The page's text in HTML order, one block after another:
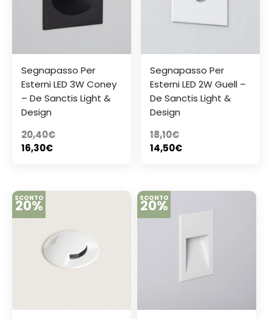
Segnapasso Per
Esterni LED 3W Coney
– De Sanctis Light &
Design
20,40€
16,30€
Segnapasso Per
Esterni LED 2W Guell –
De Sanctis Light &
Design
18,10€
14,50€
SCONTO
20% SCONTO
20%